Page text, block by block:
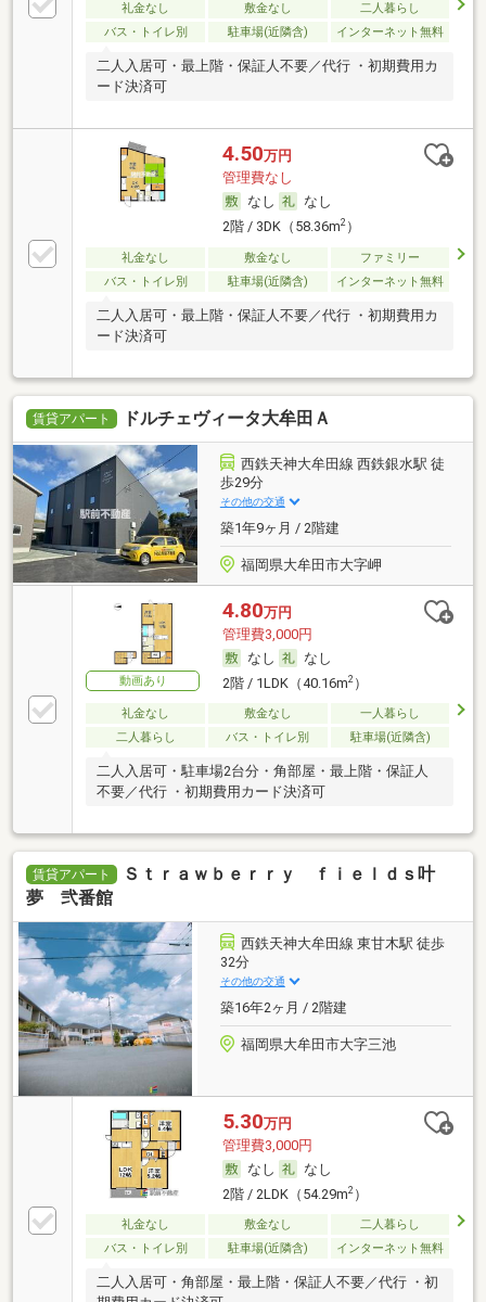
礼金なし 敷金なし
二人暮らし
バス・トイレ別
駐車場(近隣含) インターネット無料
二人入居可・最上階・保証人不要／代行 ・初期費用カ
ード決済可
4.50万円
管理費なし
なし
なし
2階 / 3DK（58.36m2）
礼金なし 敷金なし
ファミリー
バス・トイレ別
駐車場(近隣含) インターネット無料
二人入居可・最上階・保証人不要／代行 ・初期費用カ
ード決済可
賃貸アパート ドルチェヴィータ大牟田Ａ
西鉄天神大牟田線 西鉄銀水駅 徒
歩29分
その他の交通
築1年9ヶ月 / 2階建
福岡県大牟田市大字岬
動画あり
4.80万円
管理費3,000円
なし
なし
2階 / 1LDK（40.16m2）
礼金なし 敷金なし
一人暮らし
二人暮らし
バス・トイレ別 駐車場(近隣含)
二人入居可・駐車場2台分・角部屋・最上階・保証人
不要／代行 ・初期費用カード決済可
賃貸アパート
Ｓｔｒａｗｂｅｒｒｙ ｆｉｅｌｄｓ叶
夢 弐番館
西鉄天神大牟田線 東甘木駅 徒歩
32分
その他の交通
築16年2ヶ月 / 2階建
福岡県大牟田市大字三池
5.30万円
管理費3,000円
なし
なし
2階 / 2LDK（54.29m2）
礼金なし 敷金なし
二人暮らし
バス・トイレ別
駐車場(近隣含) インターネット無料
二人入居可・角部屋・最上階・保証人不要／代行 ・初